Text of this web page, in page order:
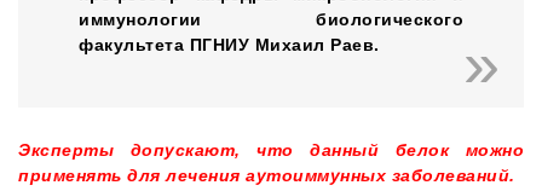
иммунологии биологического
факультета ПГНИУ Михаил Раев.
Эксперты допускают, что данный белок можно
применять для лечения аутоиммунных заболеваний.